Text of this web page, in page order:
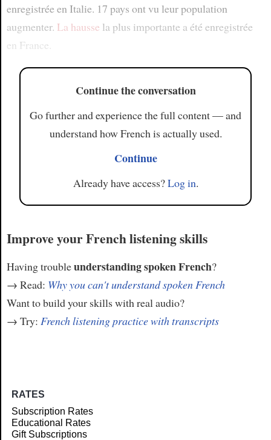
enregistrée en Italie. 17 pays ont vu leur population
augmenter. La hausse la plus importante a été enregistrée
en France.
Continue the conversation
Go further and experience the full content — and
understand how French is actually used.
Continue
Already have access?Log in.
Improve your French listening skills
Having troubleunderstanding spoken French?
→ Read: Why you can't understand spoken French
Want to build your skills with real audio?
→ Try: French listening practice with transcripts
RATES
Subscription Rates
Educational Rates
Gift Subscriptions